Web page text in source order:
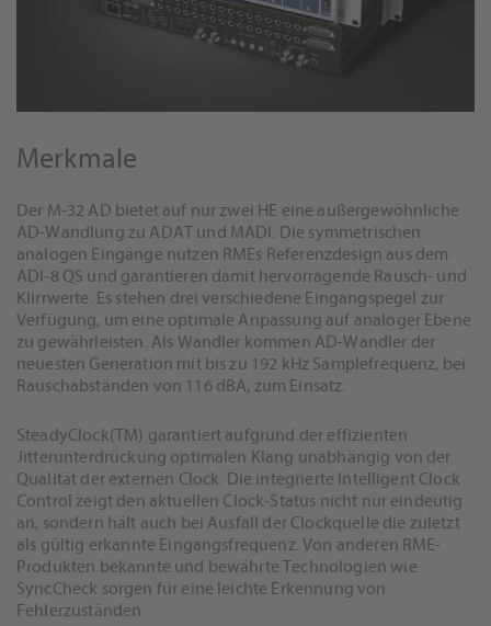
Merkmale
Der M-32 AD bietet auf nur zwei HE eine außergewöhnliche
AD-Wandlung zu ADAT und MADI. Die symmetrischen
analogen Eingänge nutzen RMEs Referenzdesign aus dem
ADI-8 QS und garantieren damit hervorragende Rausch- und
Klirrwerte. Es stehen drei verschiedene Eingangspegel zur
Verfügung, um eine optimale Anpassung auf analoger Ebene
zu gewährleisten. Als Wandler kommen AD-Wandler der
neuesten Generation mit bis zu 192 kHz Samplefrequenz, bei
Rauschabständen von 116 dBA, zum Einsatz.
SteadyClock(TM) garantiert aufgrund der effizienten
Jitterunterdrückung optimalen Klang unabhängig von der
Qualität der externen Clock. Die integrierte Intelligent Clock
Control zeigt den aktuellen Clock-Status nicht nur eindeutig
an, sondern hält auch bei Ausfall der Clockquelle die zuletzt
als gültig erkannte Eingangsfrequenz. Von anderen RME-
Produkten bekannte und bewährte Technologien wie
SyncCheck sorgen für eine leichte Erkennung von
Fehlerzuständen.